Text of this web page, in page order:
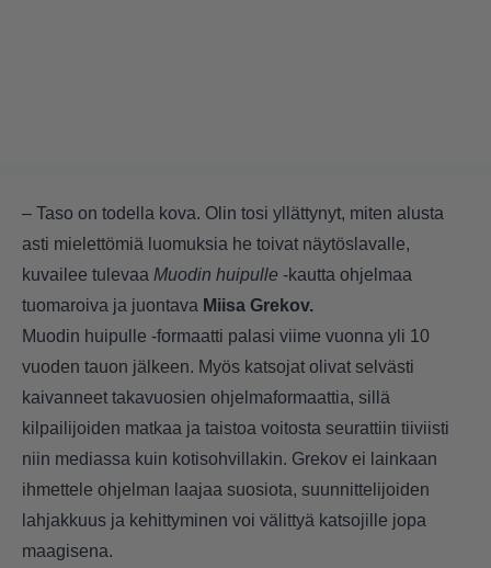
– Taso on todella kova. Olin tosi yllättynyt, miten alusta
asti mielettömiä luomuksia he toivat näytöslavalle,
kuvailee tulevaa Muodin huipulle -kautta ohjelmaa
tuomaroiva ja juontava Miisa Grekov.
Muodin huipulle -formaatti palasi viime vuonna yli 10
vuoden tauon jälkeen. Myös katsojat olivat selvästi
kaivanneet takavuosien ohjelmaformaattia, sillä
kilpailijoiden matkaa ja taistoa voitosta seurattiin tiiviisti
niin mediassa kuin kotisohvillakin. Grekov ei lainkaan
ihmettele ohjelman laajaa suosiota, suunnittelijoiden
lahjakkuus ja kehittyminen voi välittyä katsojille jopa
maagisena.